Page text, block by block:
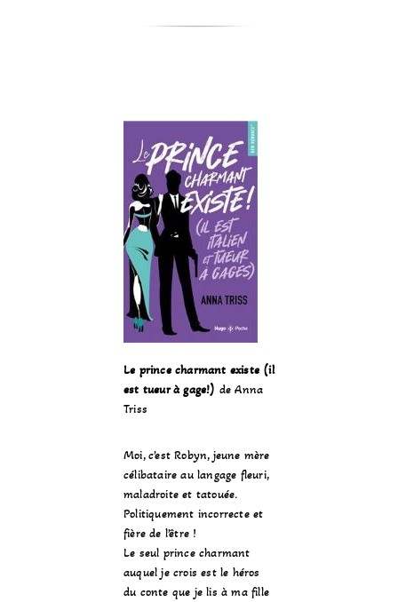
Le prince charmant existe (il
est tueur à gage!) de Anna
Triss
Moi, c’est Robyn, jeune mère
célibataire au langage fleuri,
maladroite et tatouée.
Politiquement incorrecte et
fière de l’être !
Le seul prince charmant
auquel je crois est le héros
du conte que je lis à ma fille